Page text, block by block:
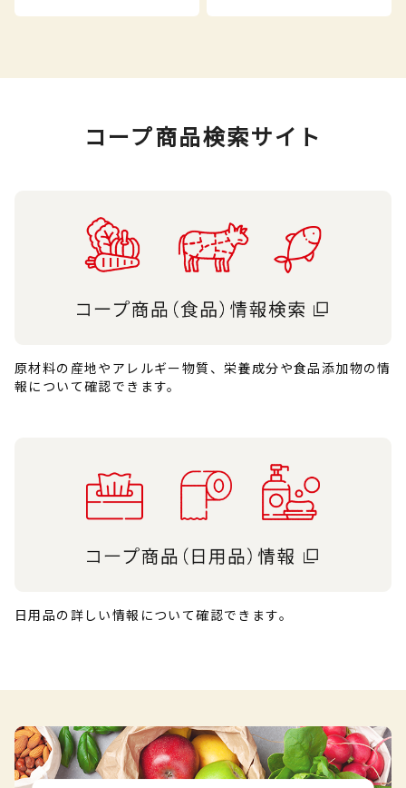
コープ商品検索サイト
原材料の産地やアレルギー物質、栄養成分や食品添加物の情
報について確認できます。
日用品の詳しい情報について確認できます。